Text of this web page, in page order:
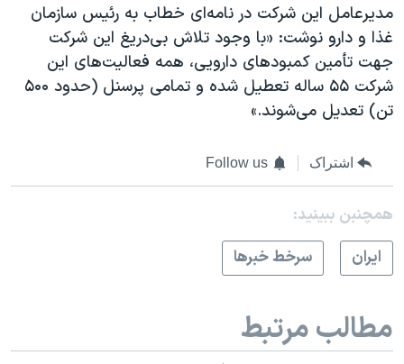
مدیرعامل این شرکت در نامه‌ای خطاب به رئیس سازمان
غذا و دارو نوشت: «با وجود تلاش بی‌دریغ این شرکت
جهت تأمین کمبودهای دارویی، همه فعالیت‌های این
شرکت ۵۵ ساله تعطیل شده و تمامی پرسنل (حدود ۵۰۰
تن) تعدیل می‌شوند.»
اشتراک Follow us
همچنبن ببینید:
ايران
سرخط خبرها
مطالب مرتبط